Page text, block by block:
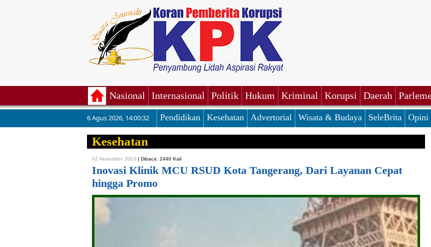
Nasional Internasional Politik Hukum Kriminal Korupsi Daerah
6 Agus 2026, 14:00:33 Pendidikan Kesehatan Advertorial Wisata & Budaya SeleBrita Opini
Kesehatan
02 November 2023 | Dibaca: 2440 Kali
Inovasi Klinik MCU RSUD Kota Tangerang, Dari Layanan Cepat
hingga Promo